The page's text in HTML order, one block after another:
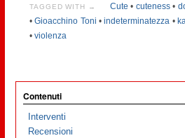
TAGGED WITH → Cute • cuteness•
•Gioacchino Toni •indeterminatezza •
• violenza
Contenuti
Interventi
Recensioni